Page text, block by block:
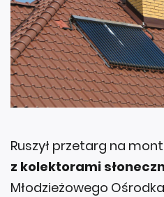
Ruszył przetarg na
z kolektorami
Młodzieżowego